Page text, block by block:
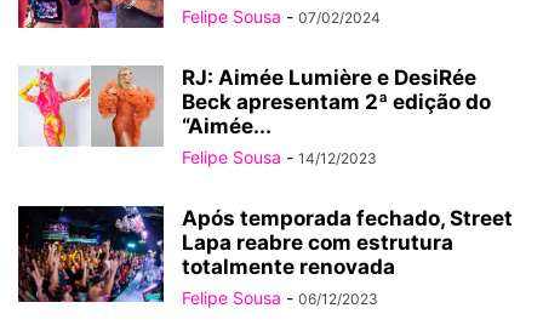
Felipe Sousa - 07/02/2024
RJ: Aimée Lumière e DesiRée
Beck apresentam 2ª edição do
“Aimée...
Felipe Sousa - 14/12/2023
Após temporada fechado, Street
Lapa reabre com estrutura
totalmente renovada
Felipe Sousa - 06/12/2023